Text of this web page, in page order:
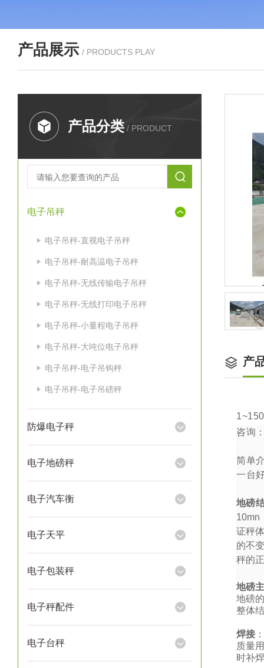
产品展示 / PRODUCTS PLAY
产品分类 / PRODUCT
电子吊秤
电子吊秤-直视电子吊秤
电子吊秤-耐高温电子吊秤
电子吊秤-无线传输电子吊秤
电子吊秤-无线打印电子吊秤
电子吊秤-小量程电子吊秤
电子吊秤-大吨位电子吊秤
电子吊秤-电子吊钩秤
电子吊秤-电子吊磅秤
防爆电子秤
电子地磅秤
电子汽车衡
电子天平
电子包装秤
电子秤配件
电子台秤
产
1~150
咨询
简单
一台
地磅
10mn
证秤
的不
秤的
地磅
地磅
整体
焊接
质量
时补